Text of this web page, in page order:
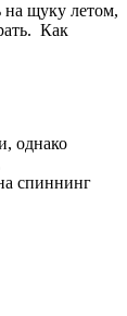
на щуку летом,
Как
однако
спиннинг